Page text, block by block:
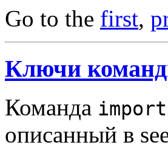
Go to the first,
Ключи
Команда import
описанный в